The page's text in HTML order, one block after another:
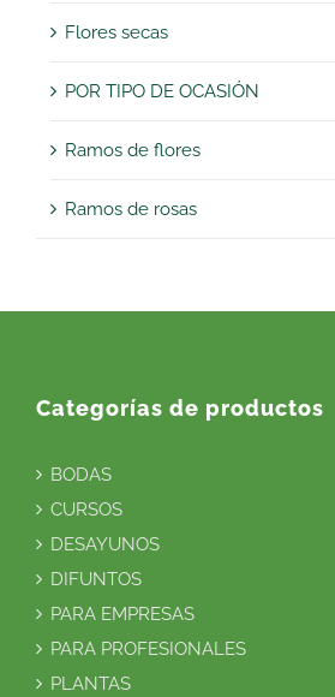
Flores secas
POR TIPO DE OCASIÓN
Ramos de flores
Ramos de rosas
Categorías de productos
BODAS
CURSOS
DESAYUNOS
DIFUNTOS
PARA EMPRESAS
PARA PROFESIONALES
PLANTAS